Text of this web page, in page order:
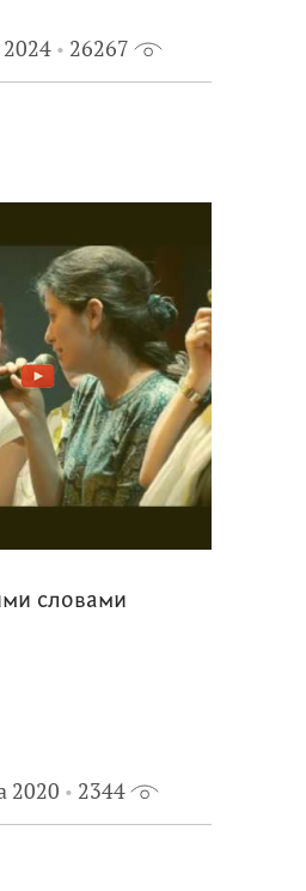
26267
словами
2020 2344